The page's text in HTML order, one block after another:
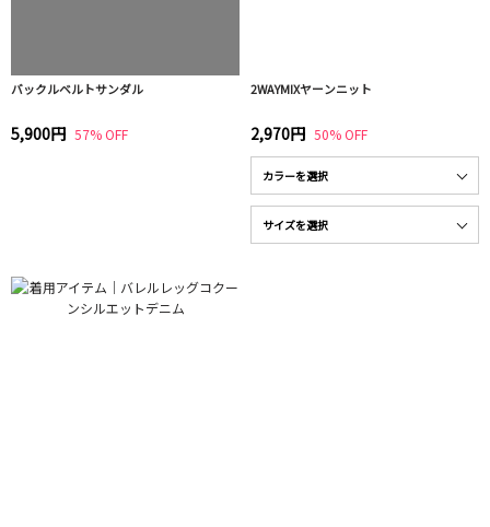
バックルベルトサンダル
5,900円 57% OFF
2WAYMIXヤーンニット
2,970円 50% OFF